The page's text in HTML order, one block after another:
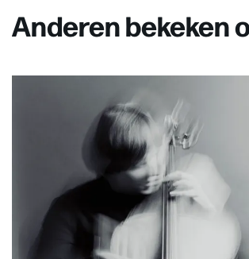
Anderen bekeken